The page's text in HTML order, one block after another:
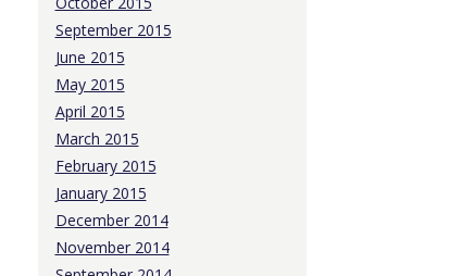
September 2015
June 2015
May 2015
April 2015
March 2015
February 2015
January 2015
December 2014
November 2014